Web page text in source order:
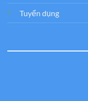
Tuyển dụng